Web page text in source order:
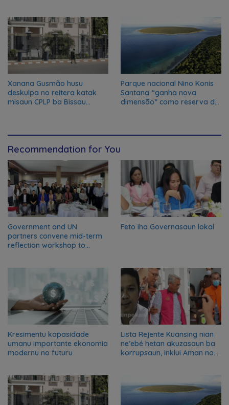
Xanana Gusmão husu
deskulpa no reitera katak
misaun CPLP ba Bissau
Parque nacional Nino Konis
Santana “ganha nova
dimensão” como reserva da
Recommendation for You
Government and UN
partners convene mid-term
reflection workshop to
Feto iha Governasaun lokal
Kresimentu kapasidade
umanu importante ekonomia
modernu no futuru
Lista Rejente Kuansing nian
ne’ebé hetan akuzasaun ba
korrupsaun, inklui Aman no